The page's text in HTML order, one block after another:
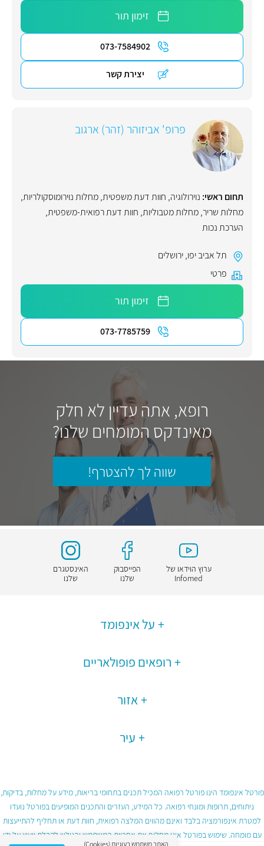
זימון תור
073-7584902
יצירת קשר
פרופ' אביזוהר (זהר) ארגוב
תחום ראשי: נוירולוגיה, חוות דעת משפטית,מחלות נוירומוסקולריות,
מחלות שריר,מחלות מטבוליות, חוות דעת רפואית-משפטית,
הערכת נכות
תל אביב יפו,ירושלים
פרטי
זימון תור
073-7785759
רופא, אתה עדיין לא חלק
מאינדקס המומחים שלנו?
שווה לך להצטרף!
ערוץ הוידאו של
Infomed
הפייסבוק
שלנו
האינסטגרם
שלנו
על אינפומד
רופאים פופולאריים
אזור
עיר
פורטל אינפומד הינו פורטל רפואה המכיל תכנים בתחומי בריאות, מידע על מחלות, בדיקות,
ניתוחים, תרופות ומונחי רפואה. כל המידע, העזרים והתכנים המופיעים בפורטל נועדו
למטרת אינפורמציה בלבד ואינם מהווים המלצה רפואית, חוות דעת או תחליף להתייעצות
עם מומחה. שימוש בפורטל אינו מחליף את אחריות המשתמש והגולש לקבלת ייעוץ על ידי
האתר משתמש בעוגיות (Cookies)